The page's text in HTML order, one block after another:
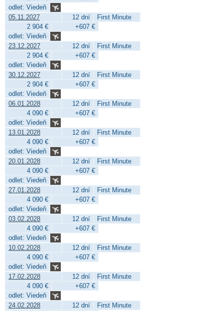
odlet: Viedeň
05.11.2027
12 dní
First Minute
2 904 €
+607 €
odlet: Viedeň
23.12.2027
12 dní
First Minute
2 904 €
+607 €
odlet: Viedeň
30.12.2027
12 dní
First Minute
2 904 €
+607 €
odlet: Viedeň
06.01.2028
12 dní
First Minute
4 090 €
+607 €
odlet: Viedeň
13.01.2028
12 dní
First Minute
4 090 €
+607 €
odlet: Viedeň
20.01.2028
12 dní
First Minute
4 090 €
+607 €
odlet: Viedeň
27.01.2028
12 dní
First Minute
4 090 €
+607 €
odlet: Viedeň
03.02.2028
12 dní
First Minute
4 090 €
+607 €
odlet: Viedeň
10.02.2028
12 dní
First Minute
4 090 €
+607 €
odlet: Viedeň
17.02.2028
12 dní
First Minute
4 090 €
+607 €
odlet: Viedeň
24.02.2028
12 dní First Minute